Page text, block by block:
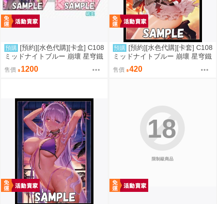
預購 [預約][水色代購][卡盒] C108
ミッドナイトブルー 崩壞 星穹鐵
道 緋英
售價 1200
預購 [預約][水色代購][卡套] C108
ミッドナイトブルー 崩壞 星穹鐵
道 火花
售價 420
限制級商品
18